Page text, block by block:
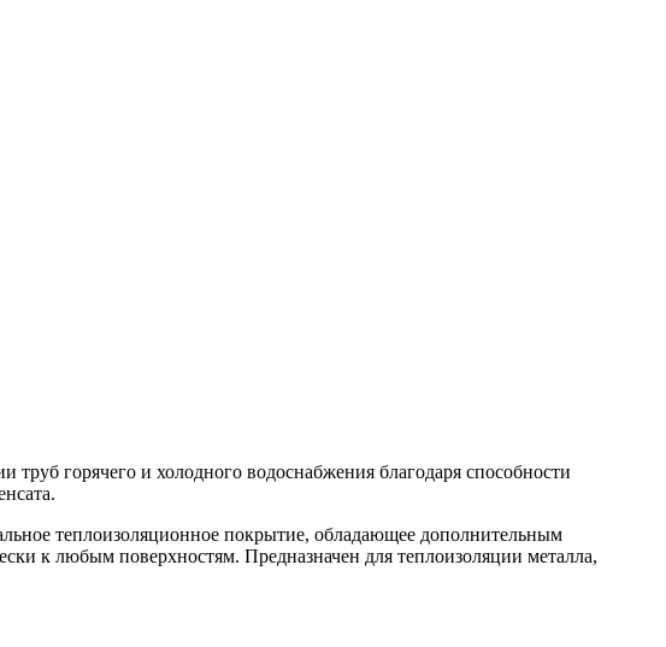
горячего и холодного водоснабжения благодаря способности
теплоизоляционное покрытие, обладающее дополнительным
к любым поверхностям. Предназначен для теплоизоляции металла,